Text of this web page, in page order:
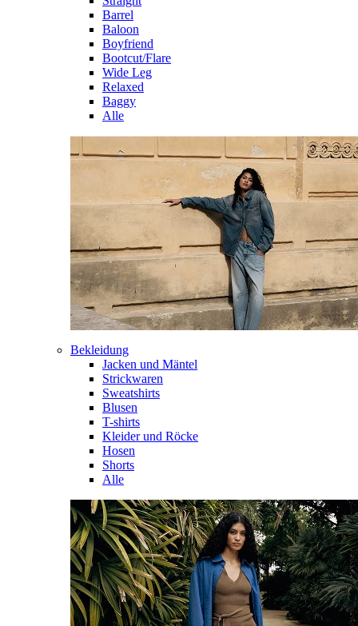
Barrel
Baloon
Boyfriend
Bootcut/Flare
Wide Leg
Relaxed
Baggy
Alle
Bekleidung
Jacken und Mäntel
Strickwaren
Sweatshirts
Blusen
T-shirts
Kleider und Röcke
Hosen
Shorts
Alle